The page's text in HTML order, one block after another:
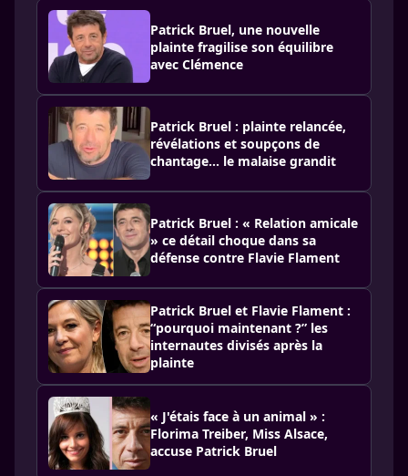
Patrick Bruel, une nouvelle
plainte fragilise son équilibre
avec Clémence
Patrick Bruel : plainte relancée,
révélations et soupçons de
chantage… le malaise grandit
Patrick Bruel : « Relation amicale
» ce détail choque dans sa
défense contre Flavie Flament
Patrick Bruel et Flavie Flament :
“pourquoi maintenant ?” les
internautes divisés après la
plainte
« J'étais face à un animal » :
Florima Treiber, Miss Alsace,
accuse Patrick Bruel